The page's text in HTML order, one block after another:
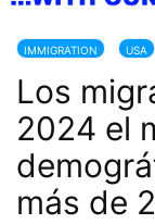
IMMIGRATION USA
Los
2024 el
más de